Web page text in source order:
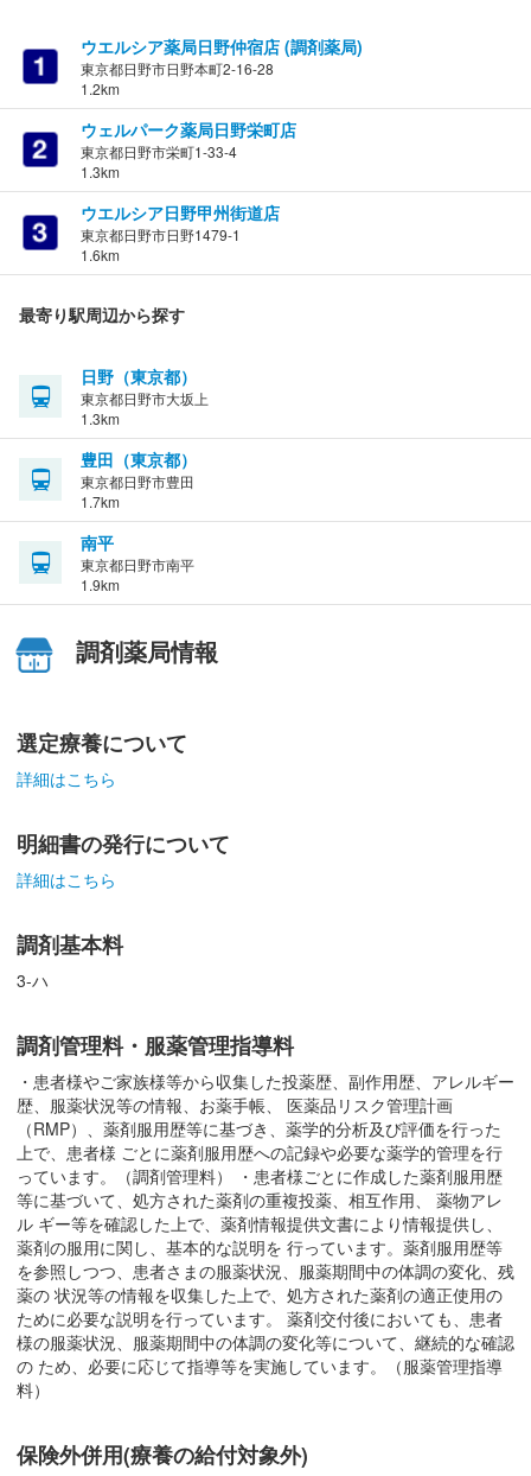
ウエルシア薬局日野仲宿店 (調剤薬局)
東京都日野市日野本町2-16-28
1.2km
ウェルパーク薬局日野栄町店
東京都日野市栄町1-33-4
1.3km
ウエルシア日野甲州街道店
東京都日野市日野1479-1
1.6km
最寄り駅周辺から探す
日野（東京都）
東京都日野市大坂上
1.3km
豊田（東京都）
東京都日野市豊田
1.7km
南平
東京都日野市南平
1.9km
調剤薬局情報
選定療養について
詳細はこちら
明細書の発行について
詳細はこちら
調剤基本料
3-ハ
調剤管理料・服薬管理指導料
・患者様やご家族様等から収集した投薬歴、副作用歴、アレルギー
歴、服薬状況等の情報、お薬手帳、 医薬品リスク管理計画
（RMP）、薬剤服用歴等に基づき、薬学的分析及び評価を行った
上で、患者様 ごとに薬剤服用歴への記録や必要な薬学的管理を行
っています。（調剤管理料） ・患者様ごとに作成した薬剤服用歴
等に基づいて、処方された薬剤の重複投薬、相互作用、 薬物アレ
ル ギー等を確認した上で、薬剤情報提供文書により情報提供し、
薬剤の服用に関し、基本的な説明を 行っています。薬剤服用歴等
を参照しつつ、患者さまの服薬状況、服薬期間中の体調の変化、残
薬の 状況等の情報を収集した上で、処方された薬剤の適正使用の
ために必要な説明を行っています。 薬剤交付後においても、患者
様の服薬状況、服薬期間中の体調の変化等について、継続的な確認
の ため、必要に応じて指導等を実施しています。（服薬管理指導
料）
保険外併用(療養の給付対象外)